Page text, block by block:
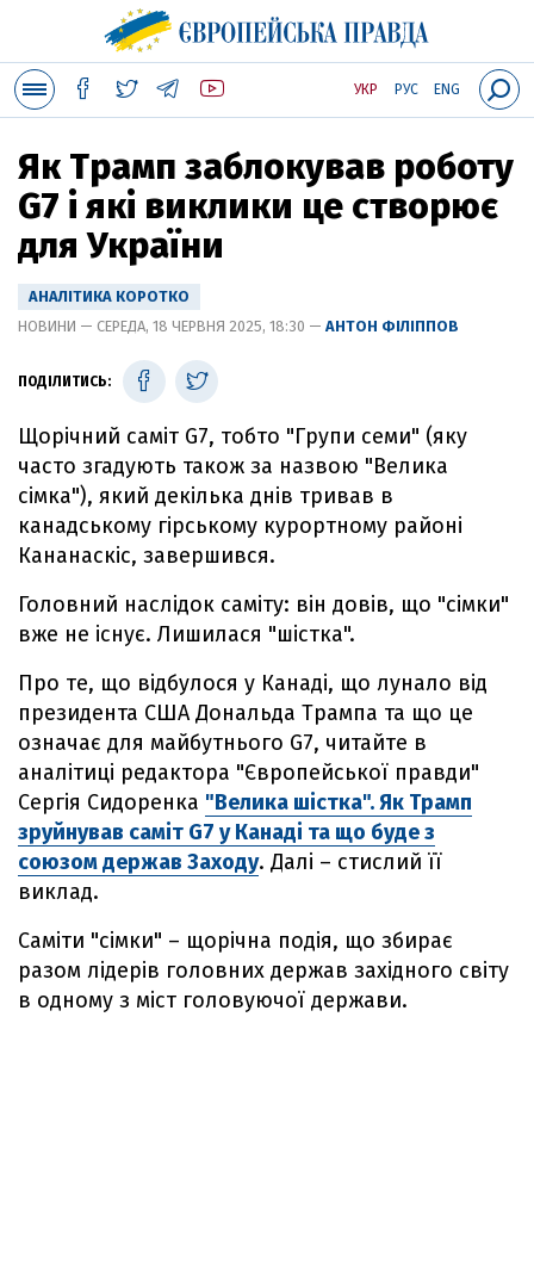
УКР РУС ENG
Як Трамп заблокував роботу
G7 і які виклики це створює
для України
АНАЛІТИКА КОРОТКО
НОВИНИ — СЕРЕДА, 18 ЧЕРВНЯ 2025, 18:30 — АНТОН ФІЛІППОВ
ПОДІЛИТИСЬ:
Щорічний саміт G7, тобто "Групи семи" (яку
часто згадують також за назвою "Велика
сімка"), який декілька днів тривав в
канадському гірському курортному районі
Кананаскіс, завершився.
Головний наслідок саміту: він довів, що "сімки"
вже не існує. Лишилася "шістка".
Про те, що відбулося у Канаді, що лунало від
президента США Дональда Трампа та що це
означає для майбутнього G7, читайте в
аналітиці редактора "Європейської правди"
Сергія Сидоренка "Велика шістка". Як Трамп
зруйнував саміт G7 у Канаді та що буде з
союзом держав Заходу. Далі – стислий її
виклад.
Саміти "сімки" – щорічна подія, що збирає
разом лідерів головних держав західного світу
в одному з міст головуючої держави.